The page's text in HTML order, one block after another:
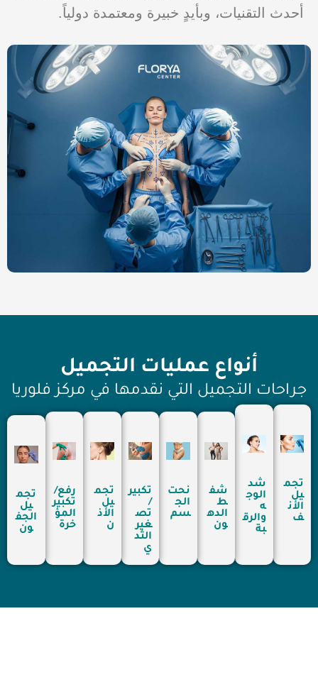
أحدث التقنيات، وبأيدٍ خبيرة ومعتمدة دولياً.
أنواع عمليات التجميل
جراحات التجميل التي نقدمها في مركز فلوريا
تجم
يل
الأن
ف
شد
الوج
ه
والرق
بة
شف
ط
الده
ون
نحت
الج
سم
تكبير
/
تص
غير
الثد
ي
تجم
يل
الأذ
ن
رفع/
تكبير
المؤ
خرة
تجم
يل
الجف
ون